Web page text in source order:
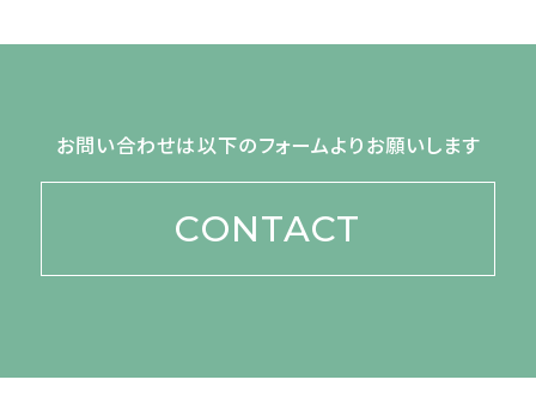
お問い合わせは以下のフォームよりお願いします
CONTACT